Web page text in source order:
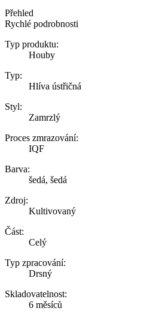
Přehled
Rychlé podrobnosti
Typ produktu:
Houby
Typ:
Hlíva ústřičná
Styl:
Zamrzlý
Proces zmrazování:
IQF
Barva:
šedá, šedá
Zdroj:
Kultivovaný
Část:
Celý
Typ zpracování:
Drsný
Skladovatelnost:
6 měsíců